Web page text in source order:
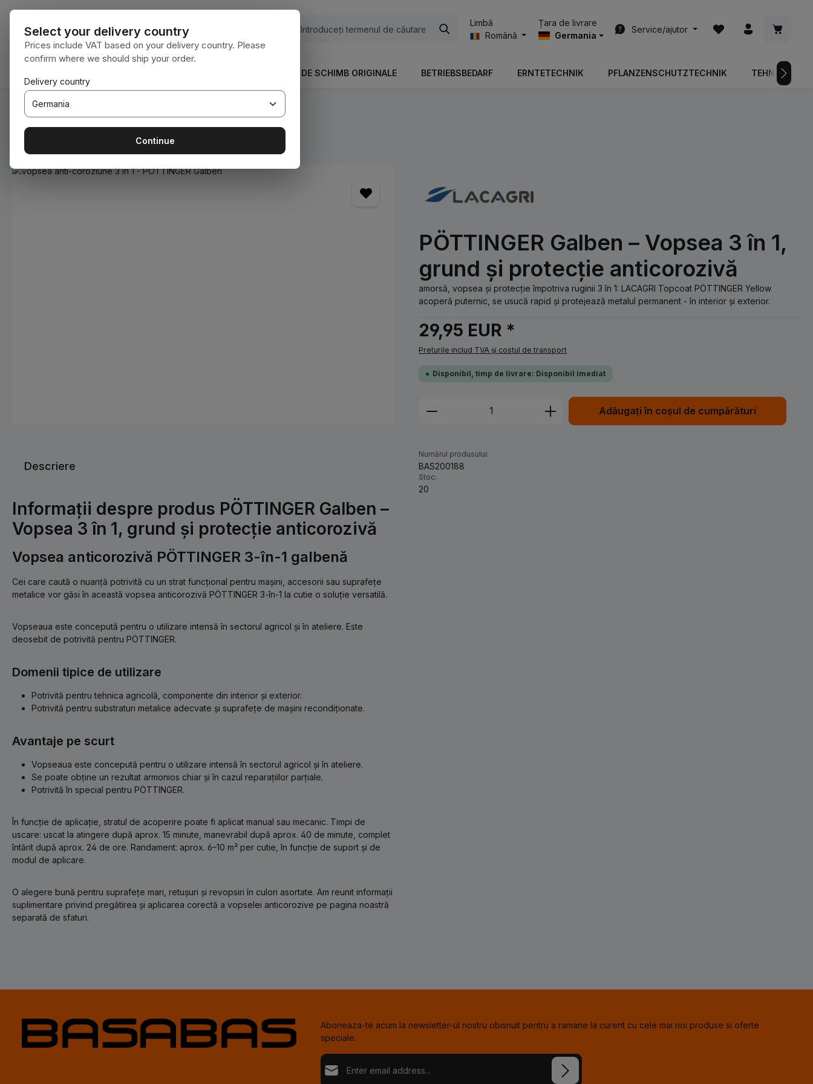
la conținutul principal
Sari la căutare
Sari la navigarea principală
Limbă
Română
Țara de livrare
Germania
Service/ajutor
Aveți 0 articole din
PIESE DE SCHIMB ORIGINALE BETRIEBSBEDARF ERNTETECHNIK PFLANZENSCHUTZTECHNIK TEHNOLOGIA
Sunteți aici: Acasă Consumabile Vopsele și lacuri
Sari peste galeria de imagini
PÖTTINGER Galben – Vopsea 3 în 1,
grund și protecție anticorozivă
amorsă, vopsea și protecție împotriva ruginii 3 în 1: LACAGRI Topcoat PÖTTINGER Yellow
acoperă puternic, se usucă rapid și protejează metalul permanent - în interior și exterior.
29,95 EUR *
Preturile includ TVA și costul de transport
Disponibil, timp de livrare: Disponibil imediat
Cantitate produs: Introduceți cantitatea dorită sau
Adăugați în coșul de cumpărături
Numărul produsului:
BAS200188
Stoc:
20
Descriere
Informații despre produs PÖTTINGER Galben –
Vopsea 3 în 1, grund și protecție anticorozivă
Vopsea anticorozivă PÖTTINGER 3-în-1 galbenă
Cei care caută o nuanță potrivită cu un strat funcțional pentru mașini, accesorii sau suprafețe
metalice vor găsi în această vopsea anticorozivă PÖTTINGER 3-în-1 la cutie o soluție versatilă.
Vopseaua este concepută pentru o utilizare intensă în sectorul agricol și în ateliere. Este
deosebit de potrivită pentru PÖTTINGER.
Domenii tipice de utilizare
Potrivită pentru tehnica agricolă, componente din interior și exterior.
Potrivită pentru substraturi metalice adecvate și suprafețe de mașini recondiționate.
Avantaje pe scurt
Vopseaua este concepută pentru o utilizare intensă în sectorul agricol și în ateliere.
Se poate obține un rezultat armonios chiar și în cazul reparațiilor parțiale.
Potrivită în special pentru PÖTTINGER.
În funcție de aplicație, stratul de acoperire poate fi aplicat manual sau mecanic. Timpi de
uscare: uscat la atingere după aprox. 15 minute, manevrabil după aprox. 40 de minute, complet
întărit după aprox. 24 de ore. Randament: aprox. 6–10 m² per cutie, în funcție de suport și de
modul de aplicare.
O alegere bună pentru suprafețe mari, retușuri și revopsiri în culori asortate. Am reunit informații
suplimentare privind pregătirea și aplicarea corectă a vopselei anticorozive pe pagina noastră
separată de sfaturi.
Aboneaza-te acum la newsletter-ul nostru obisnuit pentru a ramane la curent cu cele mai noi produse si oferte
speciale.
Adresă de e-mail*
Select your delivery country
Prices include VAT based on your delivery country. Please
confirm where we should ship your order.
Delivery country
Continue